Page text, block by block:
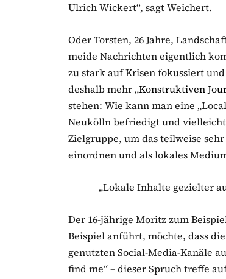
Ulrich Wickert“, sagt Weichert.
Oder Torsten, 26 Jahre,
meide Nachrichten eigentlich
zu stark auf Krisen fokussiert
deshalb mehr „Konstruktiven
stehen: Wie kann man eine
Neukölln befriedigt und
Zielgruppe, um das teilweise
einordnen und als lokales
„Lokale Inhalte gezielter
Der 16-jährige Moritz zum
Beispiel anführt, möchte, dass
genutzten Social-Media-Kanäle
find me“ – dieser Spruch treffe